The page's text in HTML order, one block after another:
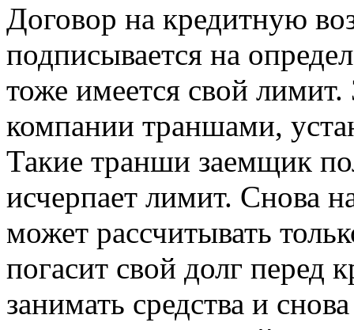
Договор на кредитную
подписывается на
тоже имеется свой лимит.
компании траншами,
Такие транши заемщик
исчерпает лимит. Снова
может рассчитывать
погасит свой долг перед
занимать средства и